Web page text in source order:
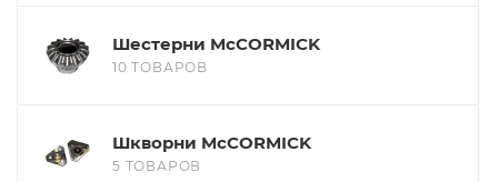
Шестерни McCORMICK
10 ТОВАРОВ
Шкворни McCORMICK
5 ТОВАРОВ